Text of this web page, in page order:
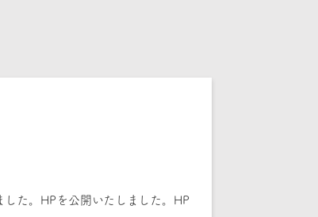
た。HPを公開いたしました。HP